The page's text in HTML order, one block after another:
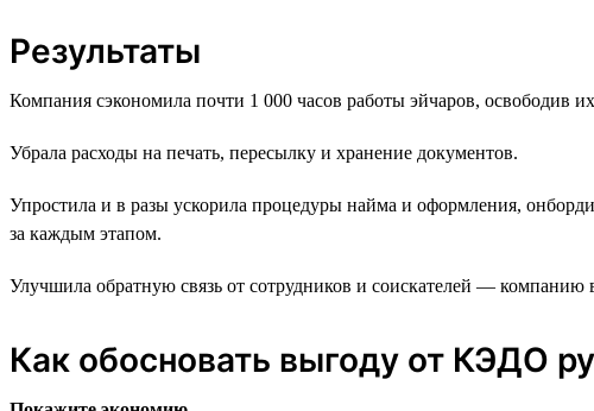
Результаты
Компания сэкономила почти 1 000 часов работы эйчаров, освободив
Убрала расходы на печать, пересылку и хранение документов.
Упростила и в разы ускорила процедуры найма и оформления,
за каждым этапом.
Улучшила обратную связь от сотрудников и соискателей —
Как обосновать выгоду от КЭДО